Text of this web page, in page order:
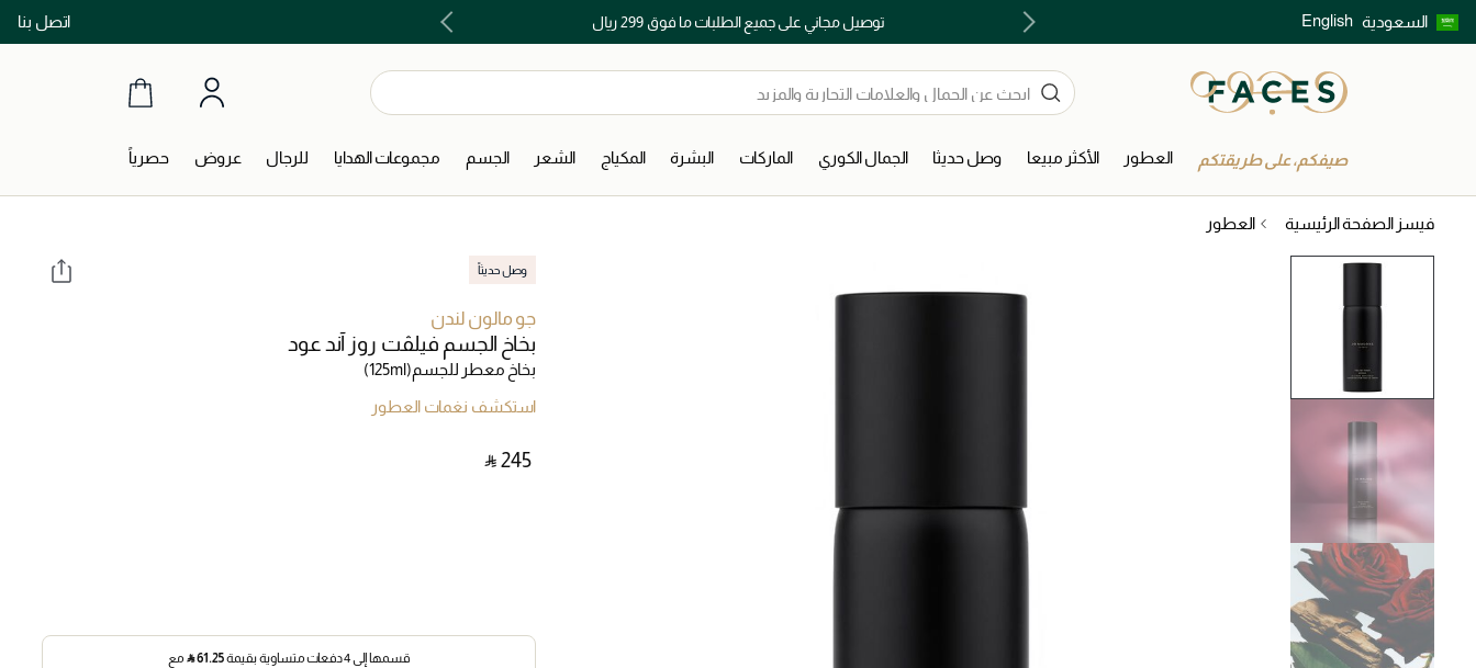
السعودية English اتصل بنااشتري الآن و ادفع لاحقاً مع تابي و تمارا! توصيل مجاني على جميع الطلبات ما فوق 299 ريال اكتشفوا خدمات الجمال المختارة بعناية
صيفكم، على طريقتكم العطور الأكثر مبيعا وصل حديثا الجمال الكوري الماركات البشرة المكياج الشعر الجسم مجموعات الهدايا للرجال عروض حصرياً
فيسز الصفحة الرئيسية العطور
وصل حديثاً
جو مالون لندن
بخاخ الجسم فيلڤت روز آند عود
بخاخ معطر للجسم(125ml)
استكشف نغمات العطور
‎ ⃁ ⁦245⁩ ‎
قسمها إلى 4 دفعات متساوية بقيمة 61.25
⃁ مع